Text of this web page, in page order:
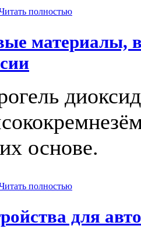
полностью
материалы,
основе.
полностью
для